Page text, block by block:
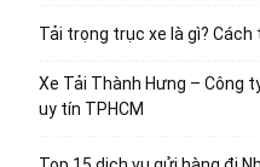
Tải trọng trục xe là gì?
Xe Tải Thành Hưng – Công
uy tín TPHCM